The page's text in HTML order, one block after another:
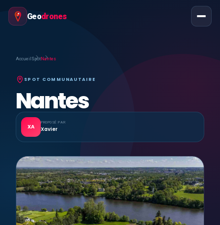
Geodrones
Accueil Spot Nantes
SPOT COMMUNAUTAIRE
Nantes
XA
PROPOSÉ PAR
Xavier